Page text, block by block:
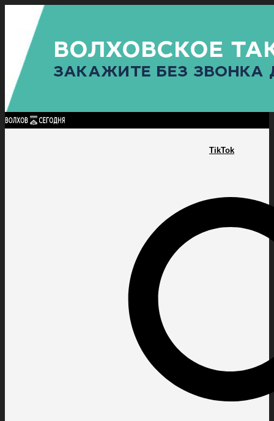
TikTok
Найти:
ГЛАВНАЯ ПОЛИТИКАПРОИСШЕСТВИЯ ПРОКУРАТУРАСПОРТ
ПОЛИТИКА
КУЛЬТУРА
ПОСЕЛЕНИЯ